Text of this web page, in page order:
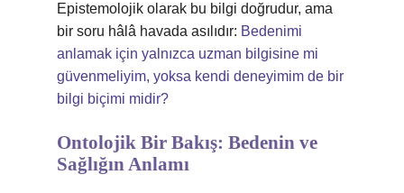
Epistemolojik olarak bu bilgi doğrudur, ama
bir soru hâlâ havada asılıdır: Bedenimi
anlamak için yalnızca uzman bilgisine mi
güvenmeliyim, yoksa kendi deneyimim de bir
bilgi biçimi midir?
Ontolojik Bir Bakış: Bedenin ve
Sağlığın Anlamı